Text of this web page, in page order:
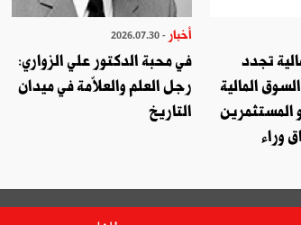
تجدد
المالية
المستثمرين
وراء
أخبار - 2026.07.30
في محبة الدكتور علي الزواري:
رجل العلم والعلاّمة في ميدان
التاريخ